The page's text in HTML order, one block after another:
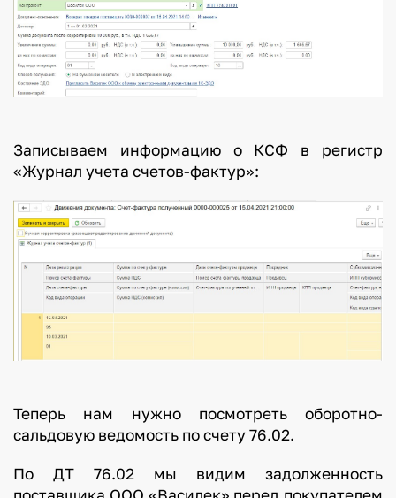
Записываем информацию о КСФ в регистр
«Журнал учета счетов-фактур»:
Теперь нам нужно посмотреть оборотно-
сальдовую ведомость по счету 76.02.
По ДТ 76.02 мы видим задолженность